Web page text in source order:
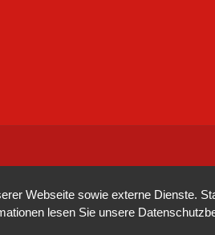
Webseite sowie externe Dienste.
lesen Sie unsere